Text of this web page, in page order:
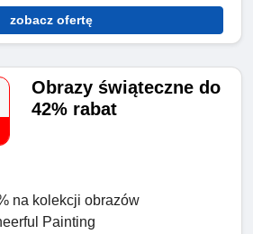
zobacz ofertę
Obrazy świąteczne do
42% rabat
na kolekcji obrazów
Painting